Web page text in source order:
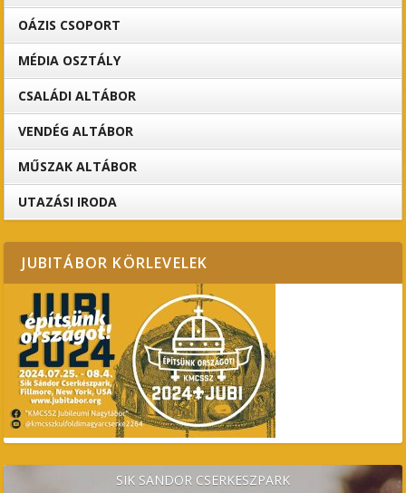
OÁZIS CSOPORT
MÉDIA OSZTÁLY
CSALÁDI ALTÁBOR
VENDÉG ALTÁBOR
MŰSZAK ALTÁBOR
UTAZÁSI IRODA
JUBITÁBOR KÖRLEVELEK
SÍK SÁNDOR CSERKÉSZPARK